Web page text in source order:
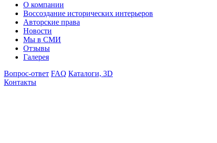
О компании
Воссоздание исторических интерьеров
Авторские права
Новости
Мы в СМИ
Отзывы
Галерея
Вопрос-ответ FAQ Каталоги, 3D
Контакты